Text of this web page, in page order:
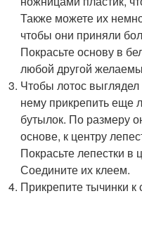
Также можете их
чтобы они приняли
Покрасьте основу в
любой другой
Чтобы лотос
нему прикрепить еще
бутылок. По размеру
основе, к центру
Покрасьте лепестки в
Соедините их клеем.
Прикрепите тычинки